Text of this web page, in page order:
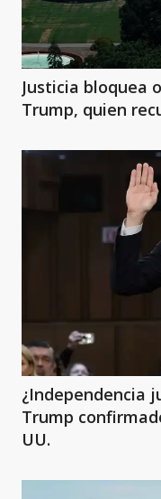
Justicia bloquea
Trump, quien
¿Independencia
Trump
UU.